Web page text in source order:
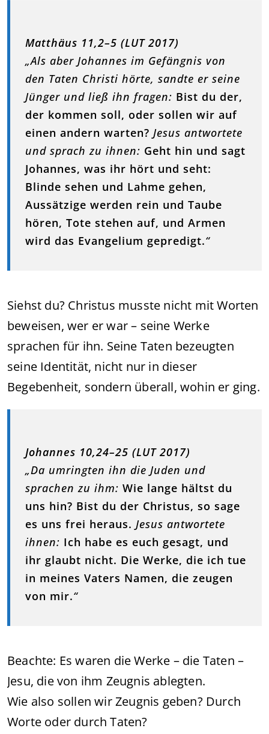
Matthäus 11,2–5 (LUT 2017)
„Als aber Johannes im Gefängnis von
den Taten Christi hörte, sandte er seine
Jünger und ließ ihn fragen: Bist du der,
der kommen soll, oder sollen wir auf
einen andern warten? Jesus antwortete
und sprach zu ihnen: Geht hin und sagt
Johannes, was ihr hört und seht:
Blinde sehen und Lahme gehen,
Aussätzige werden rein und Taube
hören, Tote stehen auf, und Armen
wird das Evangelium gepredigt.“
Siehst du? Christus musste nicht mit Worten
beweisen, wer er war – seine Werke
sprachen für ihn. Seine Taten bezeugten
seine Identität, nicht nur in dieser
Begebenheit, sondern überall, wohin er ging.
Johannes 10,24–25 (LUT 2017)
„Da umringten ihn die Juden und
sprachen zu ihm: Wie lange hältst du
uns hin? Bist du der Christus, so sage
es uns frei heraus. Jesus antwortete
ihnen: Ich habe es euch gesagt, und
ihr glaubt nicht. Die Werke, die ich tue
in meines Vaters Namen, die zeugen
von mir.“
Beachte: Es waren die Werke – die Taten –
Jesu, die von ihm Zeugnis ablegten.
Wie also sollen wir Zeugnis geben? Durch
Worte oder durch Taten?